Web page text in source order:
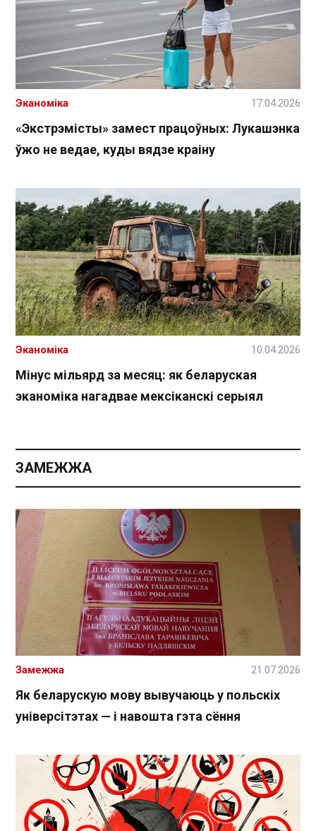
«Экстрэмісты» замест працоўных: Лукашэнка
ўжо не ведае, куды вядзе краіну
Эканоміка 17.04.2026
Мінус мільярд за месяц: як беларуская
эканоміка нагадвае мексіканскі серыял
Эканоміка 10.04.2026
ЗАМЕЖЖА
Як беларускую мову вывучаюць у польскіх
універсітэтах — і навошта гэта сёння
Замежжа 21.07.2026